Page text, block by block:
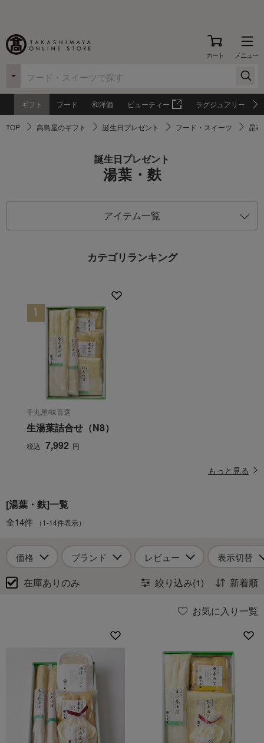
カート メニュー
ギフト フード 和洋酒 ビューティー ラグジュアリー
TOP 高島屋のギフト 誕生日プレゼント フード・スイーツ 昆
誕生日プレゼント
湯葉・麩
アイテム一覧
カテゴリランキング
千丸屋/味百選
生湯葉詰合せ（N8）
税込 7,992 円
もっと見る
[湯葉・麩]一覧
全14件 （1-14件表示）
価格 ブランド レビュー 表示切替
在庫ありのみ 絞り込み(1) 新着順
お気に入り一覧